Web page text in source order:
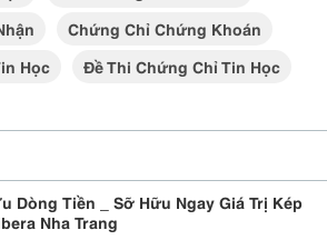
Chứng Chỉ Chứng Khoán
Học
Đề Thi Chứng Chỉ Tin Học
Dòng Tiền _ Sỡ Hữu Ngay Giá Trị Kép
Nha Trang